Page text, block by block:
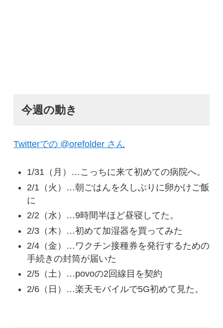
今週の動き
Twitterでの @orefolder さん
1/31（月）…こっちに来て初めての病院へ。
2/1（火）…朝ごはんを久しぶりに卵かけご飯
に
2/2（水）…9時間半ほど昼寝してた。
2/3（木）…初めて加湿器を買ってみた
2/4（金）…ワクチン接種券を発行するための
手続きの封筒が届いた
2/5（土）…povoの2回線目を契約
2/6（日）…楽天モバイルで5G初めて見た。